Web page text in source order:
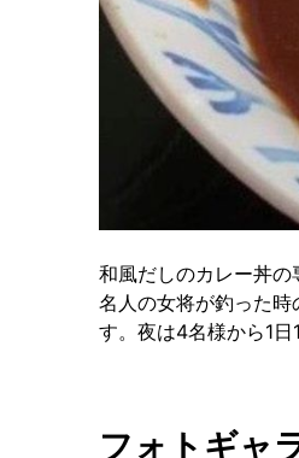
和風だしのカレー丼
名人の女将が釣った
す。夜は4名様から1日
フォトギャ